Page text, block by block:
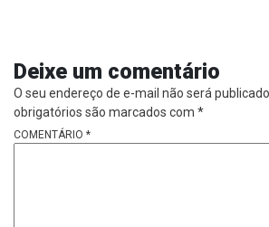
Deixe um comentário
O seu endereço de e-mail não será publicado.
obrigatórios são marcados com *
COMENTÁRIO *